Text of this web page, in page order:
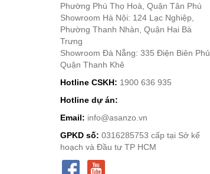
Phường Phú Thọ Hoà, Quận Tân Phú
Showroom Hà Nội: 124 Lạc Nghiệp,
Phường Thanh Nhàn, Quận Hai Bà
Trưng
Showroom Đà Nẵng: 335 Điện Biên Phủ,
Quận Thanh Khê
Hotline CSKH: 1900 636 935
Hotline dự án:
Email: info@asanzo.vn
GPKD số: 0316285753 cấp tại Sở kế
hoạch và Đầu tư TP HCM